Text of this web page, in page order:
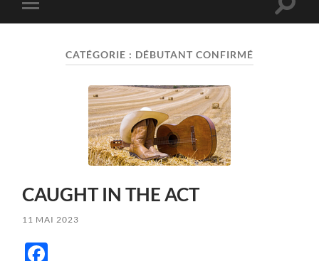
Toggle
mobile
Toggle
CATÉGORIE : DÉBUTANT CONFIRMÉ
CAUGHT IN THE ACT
11 MAI 2023